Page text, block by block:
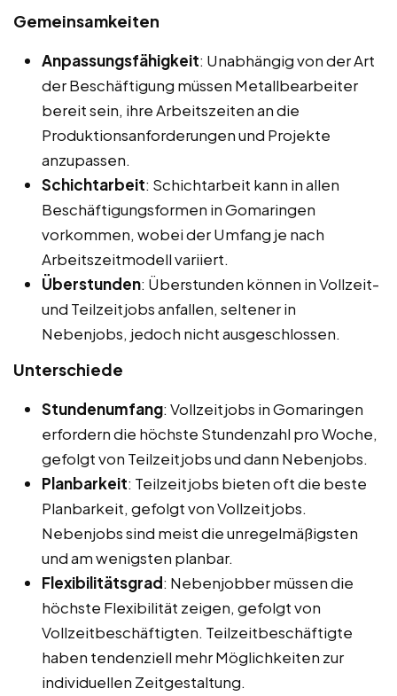
Gemeinsamkeiten
Anpassungsfähigkeit: Unabhängig von der Art
der Beschäftigung müssen Metallbearbeiter
bereit sein, ihre Arbeitszeiten an die
Produktionsanforderungen und Projekte
anzupassen.
Schichtarbeit: Schichtarbeit kann in allen
Beschäftigungsformen in Gomaringen
vorkommen, wobei der Umfang je nach
Arbeitszeitmodell variiert.
Überstunden: Überstunden können in Vollzeit-
und Teilzeitjobs anfallen, seltener in
Nebenjobs, jedoch nicht ausgeschlossen.
Unterschiede
Stundenumfang: Vollzeitjobs in Gomaringen
erfordern die höchste Stundenzahl pro Woche,
gefolgt von Teilzeitjobs und dann Nebenjobs.
Planbarkeit: Teilzeitjobs bieten oft die beste
Planbarkeit, gefolgt von Vollzeitjobs.
Nebenjobs sind meist die unregelmäßigsten
und am wenigsten planbar.
Flexibilitätsgrad: Nebenjobber müssen die
höchste Flexibilität zeigen, gefolgt von
Vollzeitbeschäftigten. Teilzeitbeschäftigte
haben tendenziell mehr Möglichkeiten zur
individuellen Zeitgestaltung.